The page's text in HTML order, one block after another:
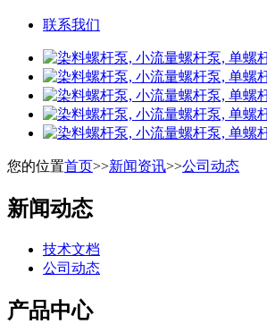
联系我们
您的位置首页>>新闻资讯>>公司动态
新闻动态
技术文档
公司动态
产品中心